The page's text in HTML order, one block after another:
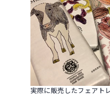
実際に販売したフェアト